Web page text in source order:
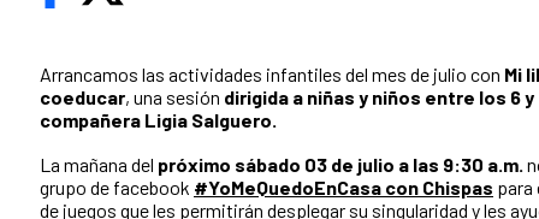
Arrancamos las actividades infantiles del mes de julio con Mi
coeducar, una sesión dirigida a niñas y niños entre los 6
compañera Ligia Salguero.
La mañana del próximo sábado 03 de julio a las 9:30 a.m.
grupo de facebook #YoMeQuedoEnCasa con Chispas para
de juegos que les permitirán desplegar su singularidad y les